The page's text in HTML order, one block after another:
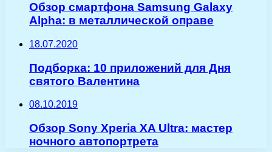
Обзор смартфона Samsung Galaxy
Alpha: в металлической оправе
18.07.2020
Подборка: 10 приложений для Дня
святого Валентина
08.10.2019
Обзор Sony Xperia XA Ultra: мастер
ночного автопортрета